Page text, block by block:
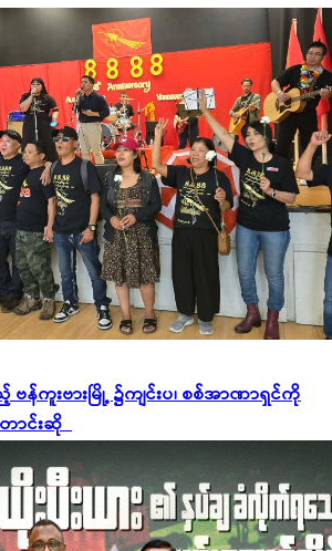
ဗန်ကူးဗားမြို့ ၌ကျင်းပ၊ စစ်အာဏာရှင်ကို
ောင်းဆို